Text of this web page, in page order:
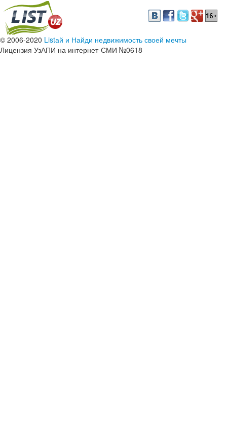
© 2006-2020 Listай и Найди недвижимость своей мечты
Лицензия УзАПИ на интернет-СМИ №0618